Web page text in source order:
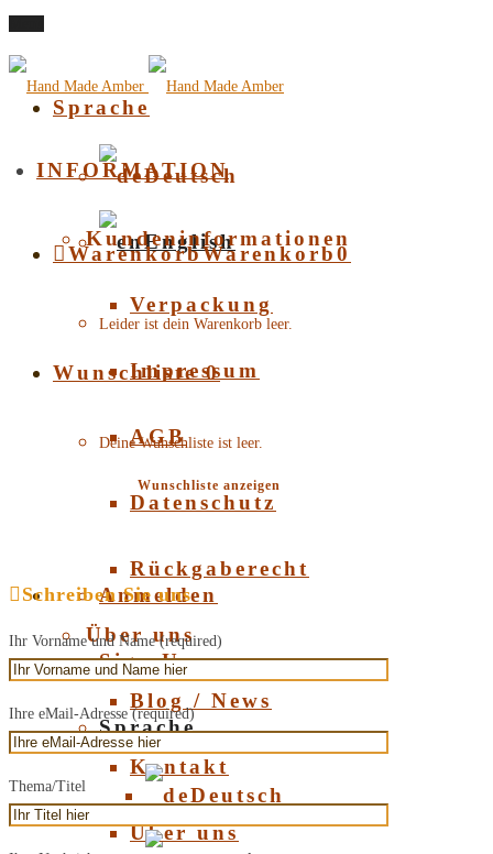
Sprache
Deutsch
English
INFORMATION
Kundeninformationen
Verpackung
Impressum
AGB
Datenschutz
Rückgaberecht
Über uns
Blog / News
Kontakt
Über uns
WarenkorbWarenkorb0
Leider ist dein Warenkorb leer.
Wunschliste 0
Deine Wunschliste ist leer.
Wunschliste anzeigen
Anmelden
Sign Up
Sprache
Deutsch
Schreiben Sie uns
Ihr Vorname und Name (required)
Ihre eMail-Adresse (required)
Thema/Titel